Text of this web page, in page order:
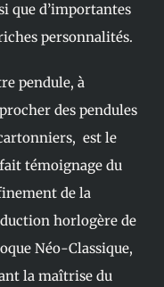
que d’importantes
personnalités.
pendule, à
des pendules
est le
témoignage du
de la
horlogère de
Néo-Classique,
la maîtrise du